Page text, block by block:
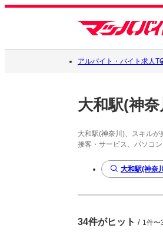
アルバイト・バイト求人
大和駅(神
大和駅(神奈川)、スキルが
接客・サービス、パソコ
大和駅(神奈
34件がヒット / 1件〜